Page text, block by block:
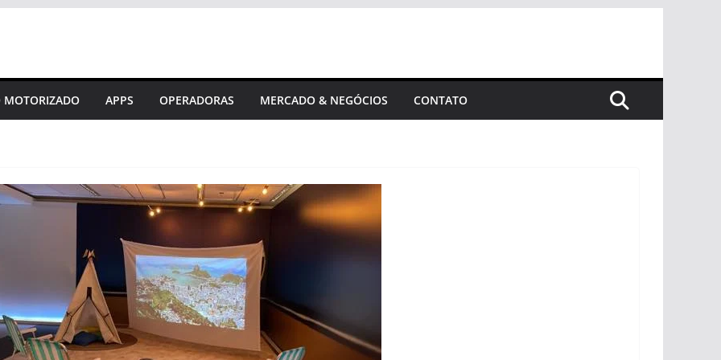
APPS OPERADORAS MERCADO & NEGÓCIOS CONTATO